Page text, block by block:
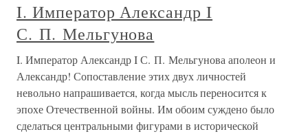
I. Император Александр I
С. П. Мельгунова
I. Император Александр I С. П. Мельгунова аполеон и
Александр! Сопоставление этих двух личностей
невольно напрашивается, когда мысль переносится к
эпохе Отечественной войны. Им обоим суждено было
сделаться центральными фигурами в исторической